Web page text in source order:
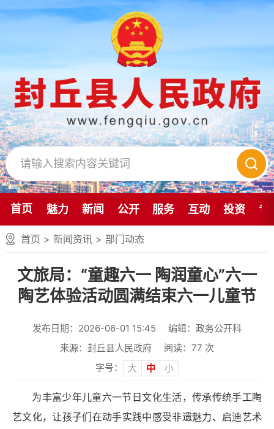
首页 魅力 新闻 公开 服务 互动 投资 专
首页 > 新闻资讯 > 部门动态
文旅局：“童趣六一 陶润童心”六一
陶艺体验活动圆满结束六一儿童节
发布日期：2026-06-01 15:45
编辑：政务公开科
来源：封丘县人民政府
阅读： 77 次
字号：
大 中 小
为丰富少年儿童六一节日文化生活，传承传统手工陶
艺文化，让孩子们在动手实践中感受非遗魅力、启迪艺术